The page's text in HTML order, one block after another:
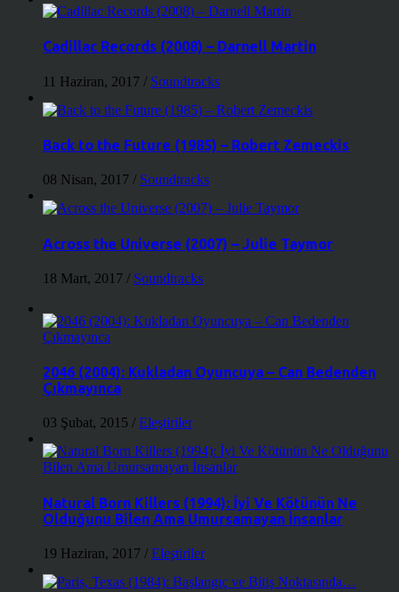
Cadillac Records (2008) – Darnell Martin
11 Haziran, 2017 / Soundtracks
Back to the Future (1985) – Robert Zemeckis
08 Nisan, 2017 / Soundtracks
Across the Universe (2007) – Julie Taymor
18 Mart, 2017 / Soundtracks
2046 (2004): Kukladan Oyuncuya – Can Bedenden
Çıkmayınca
03 Şubat, 2015 / Eleştiriler
Natural Born Killers (1994): İyi Ve Kötünün Ne
Olduğunu Bilen Ama Umursamayan İnsanlar
19 Haziran, 2017 / Eleştiriler